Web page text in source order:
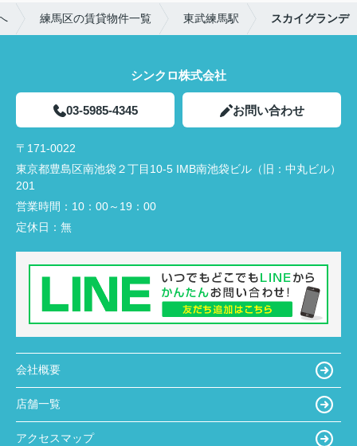
練馬区の賃貸物件一覧 東武練馬駅 スカイグランデ
シンクロ株式会社
03-5985-4345 お問い合わせ
〒171-0022
東京都豊島区南池袋２丁目10-5 IMB南池袋ビル（旧：中丸ビル）
201
営業時間： 10：00～19：00
定休日： 無
会社概要
店舗一覧
アクセスマップ